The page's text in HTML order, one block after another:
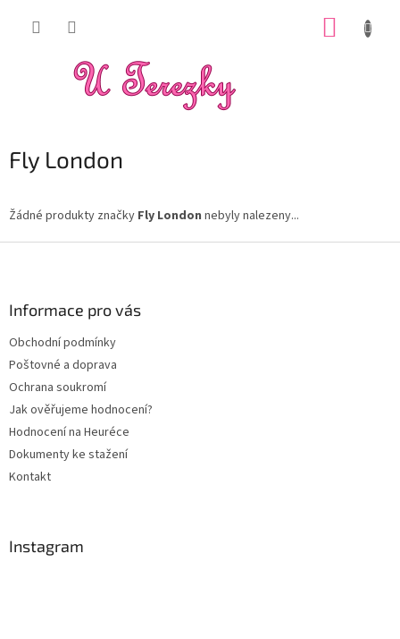
Fly London
Žádné produkty značky Fly London nebyly nalezeny...
Informace pro vás
Obchodní podmínky
Poštovné a doprava
Ochrana soukromí
Jak ověřujeme hodnocení?
Hodnocení na Heuréce
Dokumenty ke stažení
Kontakt
Instagram